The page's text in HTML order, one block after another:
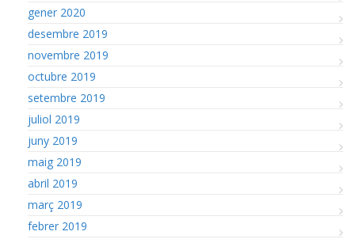
gener 2020
desembre 2019
novembre 2019
octubre 2019
setembre 2019
juliol 2019
juny 2019
maig 2019
abril 2019
març 2019
febrer 2019